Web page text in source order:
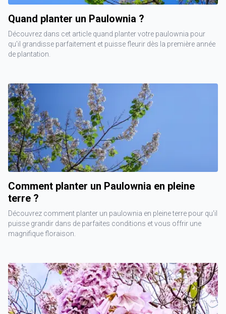
Quand planter un Paulownia ?
Découvrez dans cet article quand planter votre paulownia pour
qu'il grandisse parfaitement et puisse fleurir dès la première année
de plantation.
Comment planter un Paulownia en pleine
terre ?
Découvrez comment planter un paulownia en pleine terre pour qu'il
puisse grandir dans de parfaites conditions et vous offrir une
magnifique floraison.